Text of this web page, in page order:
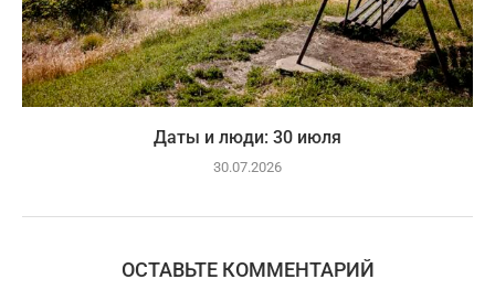
Даты и люди: 30 июля
30.07.2026
ОСТАВЬТЕ КОММЕНТАРИЙ